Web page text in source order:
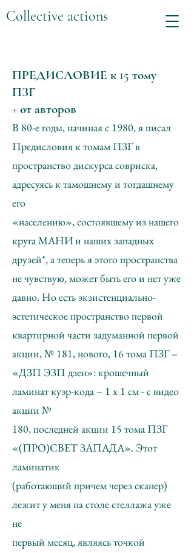
Collective actions
ПРЕДИСЛОВИЕ к 15 тому
ПЗГ
+ от авторов
В 80-е годы, начиная с 1980, я писал
Предисловия к томам ПЗГ в
пространство дискурса совриска,
адресуясь к тамошнему и тогдашнему
его
«населению», состоявшему из нашего
круга МАНИ и наших западных
друзей*, а теперь я этого пространства
не чувствую, может быть его и нет уже
давно. Но есть экзистенциально-
эстетическое пространство первой
квартирной части задуманной первой
акции, № 181, нового, 16 тома ПЗГ –
«ДЗП ЭЗП дзен»: крошечный
ламинат куэр-кода – 1 х 1 см - с видео
акции №
180, последней акции 15 тома ПЗГ
«(ПРО)СВЕТ ЗАПАДА». Этот
ламинатик
(работающий причем через сканер)
лежит у меня на столе стеллажа уже
не
первый месяц, являясь точкой